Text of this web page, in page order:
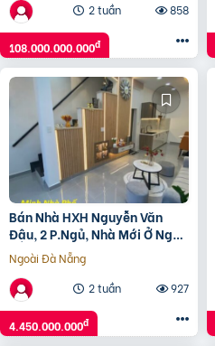
2 tuần
858
108.000.000.000đ
Bán Nhà HXH Nguyễn Văn
Đậu, 2 P.Ngủ, Nhà Mới Ở Ngay
Nhỉnh 4 Tỉ
Ngoài Đà Nẵng
2 tuần
927
4.450.000.000đ